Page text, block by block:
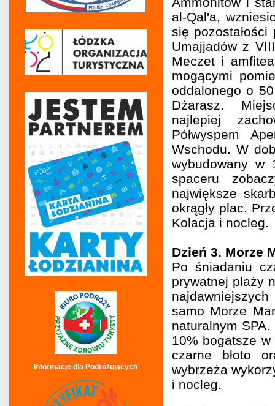
Informacje dla Podróżujących
al-Qal'a,
się pozostałości
Umajjadów z
Meczet i
mogącymi
oddalonego o
Dżarasz.
najlepiej
Półwyspem
Wschodu. W
wybudowany w
spaceru
największe
okrągły plac.
Kolacja i nocleg.
Dzień 3. Morze
Po śniadaniu
prywatnej plaży
samo Morze
naturalnym
10% bogatsze
czarne błoto
wybrzeża
i nocleg.